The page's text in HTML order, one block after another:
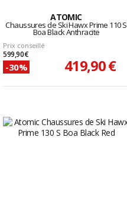
ATOMIC
Chaussures de Ski Hawx Prime 110 S
Boa Black Anthracite
Prix conseillé
599,90 €
-30% 419,90 €